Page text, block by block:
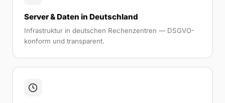
Server & Daten in Deutschland
Infrastruktur in deutschen Rechenzentren — DSGVO-
konform und transparent.